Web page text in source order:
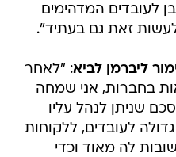
לעובדים המדהימים
זאת גם בעתיד".
ליברמן לביא: "לאחר
בחברות, אני שמחה
שניתן לנהל עליו
לעובדים, ללקוחות
לה מאוד וכדי